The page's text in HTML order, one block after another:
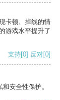
卡顿、掉线的情
游戏水平提升了
支持[0] 反对[0]
安全性保护。